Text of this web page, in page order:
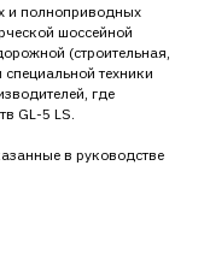
и полноприводных
шоссейной
(строительная,
техники
где
GL-5 LS.
в руководстве